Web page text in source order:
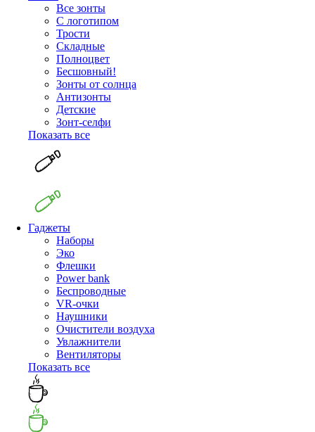
Все зонты
С логотипом
Трости
Складные
Полноцвет
Бесшовный!
Зонты от солнца
Антизонты
Детские
Зонт-селфи
Показать все
Гаджеты
Наборы
Эко
Флешки
Power bank
Беспроводные
VR-очки
Наушники
Очистители воздуха
Увлажнители
Вентиляторы
Показать все